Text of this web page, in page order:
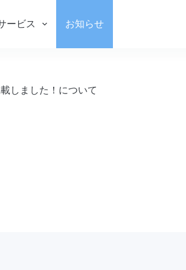
ービス お知らせ
しました！について